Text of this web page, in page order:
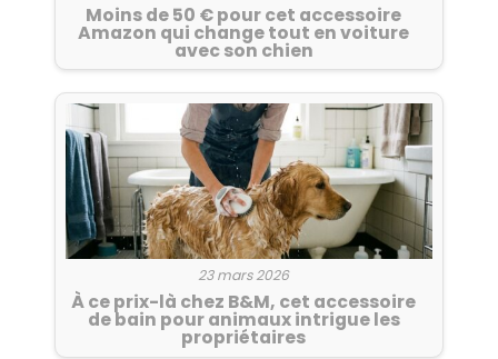
Moins de 50 € pour cet accessoire
Amazon qui change tout en voiture
avec son chien
23 mars 2026
À ce prix-là chez B&M, cet accessoire
de bain pour animaux intrigue les
propriétaires